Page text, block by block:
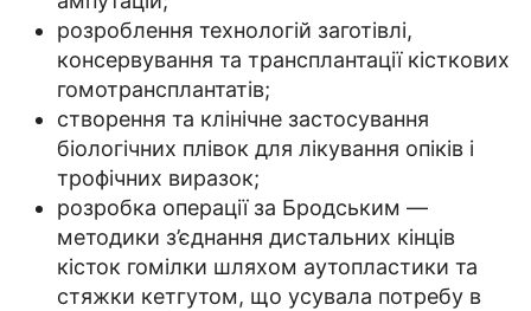
розроблення технологій заготівлі,
консервування та трансплантації кісткових
гомотрансплантатів;
створення та клінічне застосування
біологічних плівок для лікування опіків і
трофічних виразок;
розробка операції за Бродським —
методики з’єднання дистальних кінців
кісток гомілки шляхом аутопластики та
стяжки кетгутом, що усувала потребу в